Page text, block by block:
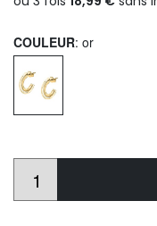
COULEUR: or